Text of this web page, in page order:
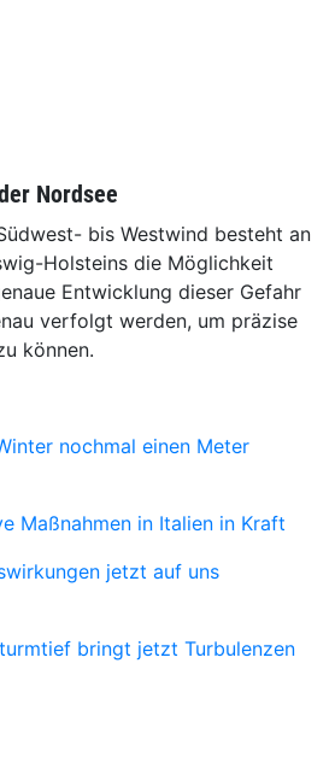
Nordsee
bis Westwind besteht an
Holsteins die Möglichkeit
Entwicklung dieser Gefahr
verfolgt werden, um präzise
können.
nochmal einen Meter
Maßnahmen in Italien in Kraft
jetzt auf uns
bringt jetzt Turbulenzen